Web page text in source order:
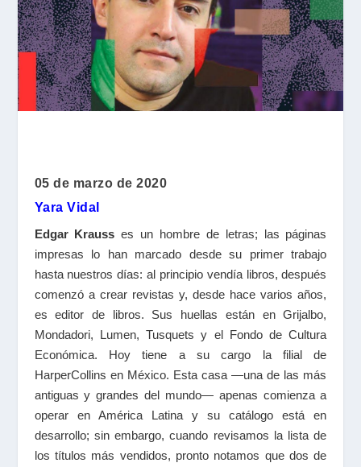
05 de marzo de 2020
Yara Vidal
Edgar Krauss es un hombre de letras; las páginas
impresas lo han marcado desde su primer trabajo
hasta nuestros días: al principio vendía libros, después
comenzó a crear revistas y, desde hace varios años,
es editor de libros. Sus huellas están en Grijalbo,
Mondadori, Lumen, Tusquets y el Fondo de Cultura
Económica. Hoy tiene a su cargo la filial de
HarperCollins en México. Esta casa —una de las más
antiguas y grandes del mundo— apenas comienza a
operar en América Latina y su catálogo está en
desarrollo; sin embargo, cuando revisamos la lista de
los títulos más vendidos, pronto notamos que dos de